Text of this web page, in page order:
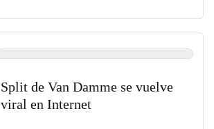
Split de Van Damme se vuelve
viral en Internet